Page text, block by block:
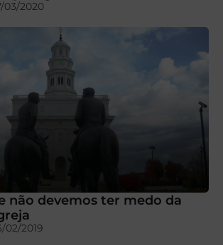
03/2020
não devemos ter medo da
02/2019